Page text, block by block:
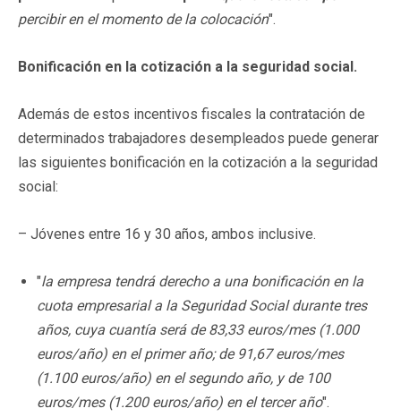
percibir en el momento de la colocación".
Bonificación en la cotización a la seguridad social.
Además de estos incentivos fiscales la contratación de
determinados trabajadores desempleados puede generar
las siguientes bonificación en la cotización a la seguridad
social:
– Jóvenes entre 16 y 30 años, ambos inclusive.
"la empresa tendrá derecho a una bonificación en la
cuota empresarial a la Seguridad Social durante tres
años, cuya cuantía será de 83,33 euros/mes (1.000
euros/año) en el primer año; de 91,67 euros/mes
(1.100 euros/año) en el segundo año, y de 100
euros/mes (1.200 euros/año) en el tercer año".